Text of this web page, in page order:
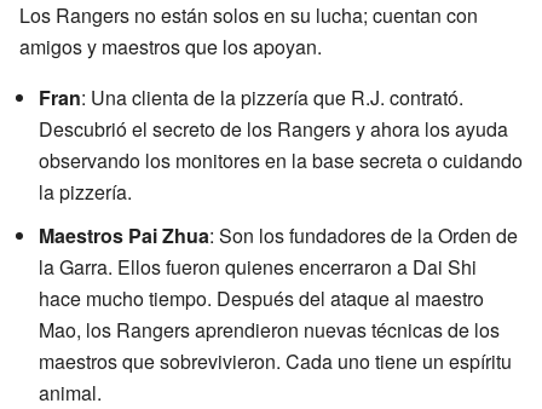
Los Rangers no están solos en su lucha; cuentan con
amigos y maestros que los apoyan.
Fran: Una clienta de la pizzería que R.J. contrató.
Descubrió el secreto de los Rangers y ahora los ayuda
observando los monitores en la base secreta o cuidando
la pizzería.
Maestros Pai Zhua: Son los fundadores de la Orden de
la Garra. Ellos fueron quienes encerraron a Dai Shi
hace mucho tiempo. Después del ataque al maestro
Mao, los Rangers aprendieron nuevas técnicas de los
maestros que sobrevivieron. Cada uno tiene un espíritu
animal.